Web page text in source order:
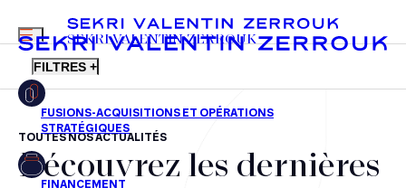
FR EN
MENU
SEKRI VALENTIN ZERROUK
FILTRES +
Fusions-acquisitions et opérations stratégiques
TOUTES NOS ACTUALITÉS
Découvrez les dernières